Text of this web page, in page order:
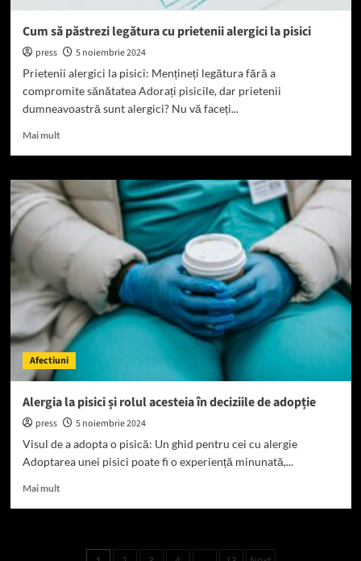
Cum să păstrezi legătura cu prietenii alergici la pisici
press
5 noiembrie 2024
Prietenii alergici la pisici: Mențineți legătura fără a
compromite sănătatea Adorați pisicile, dar prietenii
dumneavoastră sunt alergici? Nu vă faceți...
Mai multRead
Cum
să
păstrezi
legătura
prietenii
la
pisici
Afectiuni
Alergia la pisici și rolul acesteia în deciziile de adopție
press
5 noiembrie 2024
Visul de a adopta o pisică: Un ghid pentru cei cu alergie
Adoptarea unei pisici poate fi o experiență minunată,...
Mai multRead